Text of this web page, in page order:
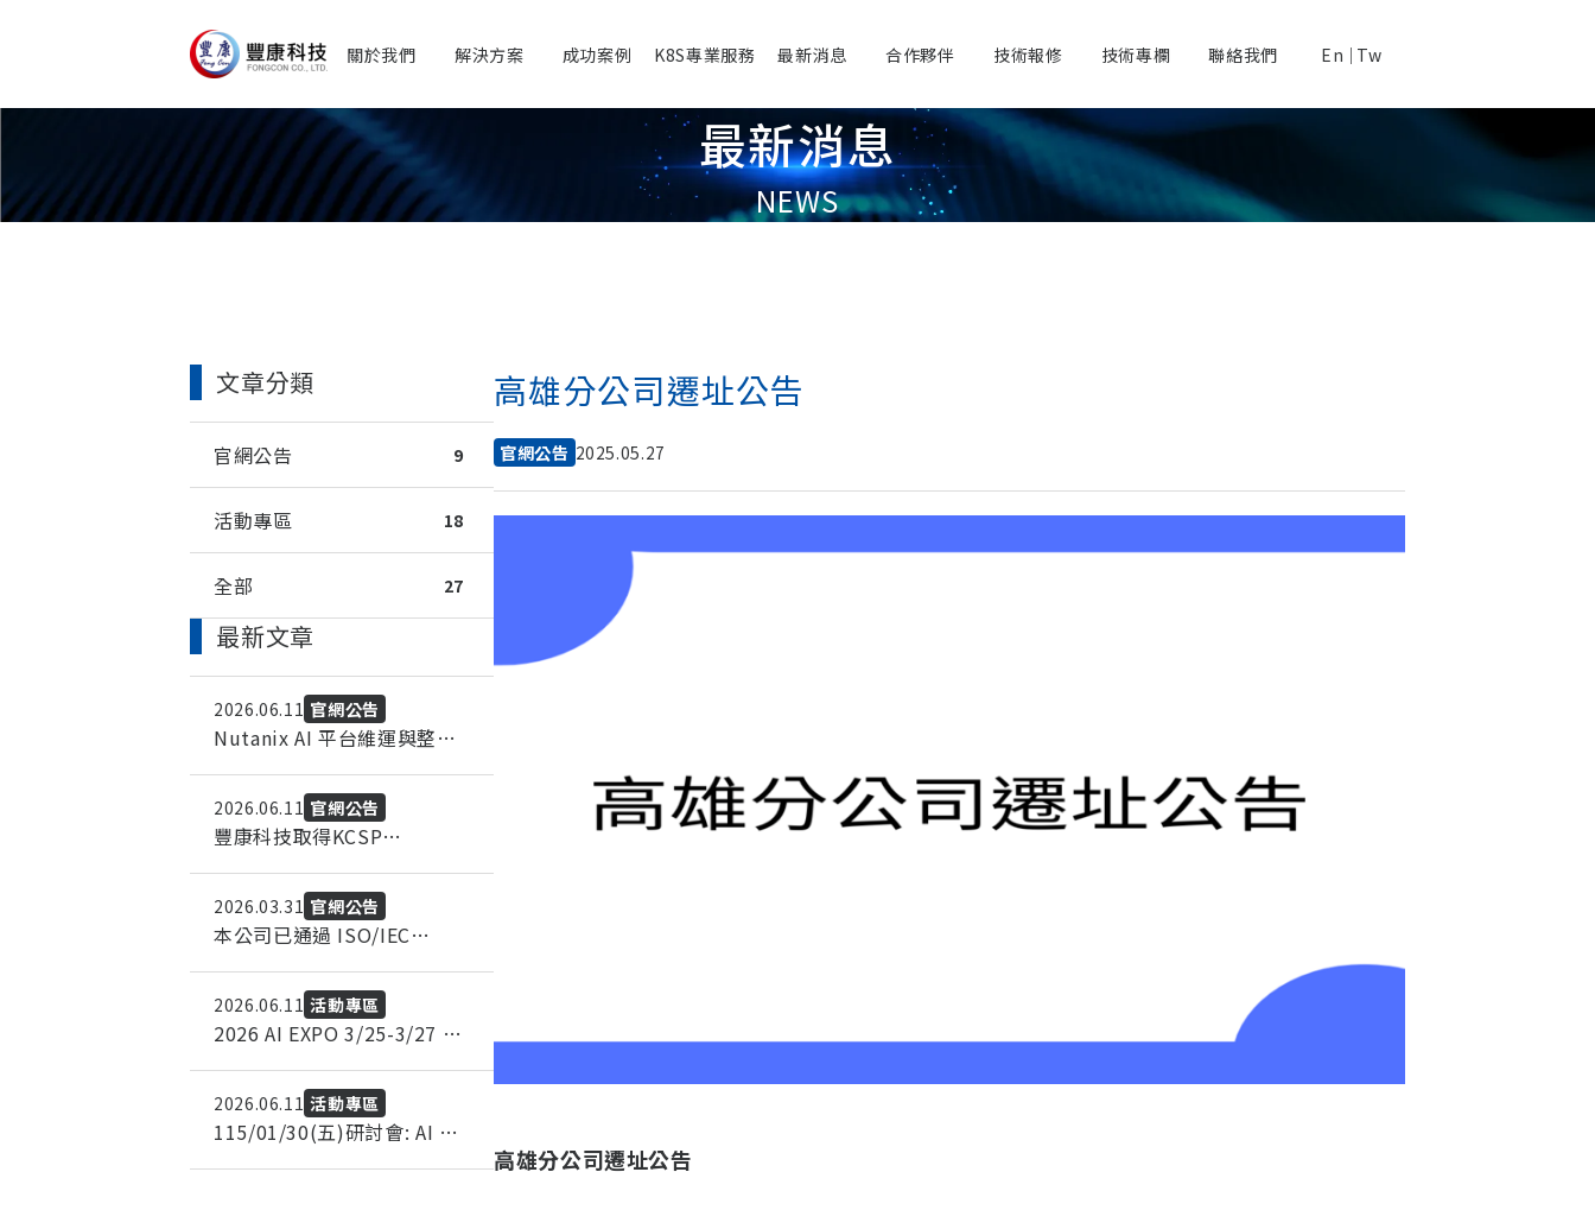
關於我們 解決方案 成功案例 K8S專業服務 最新消息 合作夥伴 技術報修 技術專欄 聯絡我們 En｜Tw
最新消息
NEWS
文章分類
官網公告 9
活動專區 18
全部 27
最新文章
2026.06.11 官網公告
Nutanix AI 平台維運與整合
2026.06.11 官網公告
豐康科技取得KCSP
Service Provider) 認證
2026.03.31 官網公告
本公司已通過 ISO/IEC
（ISMS）認證
2026.06.11 活動專區
2026 AI EXPO 3/25-3/27 花
2026.06.11 活動專區
115/01/30(五)研討會: AI 校
高雄分公司遷址公告
官網公告 2025.05.27
高雄分公司遷址公告